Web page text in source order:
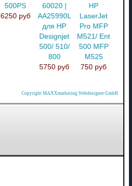
500PS
6250 руб
60020 |
AA25990L
для HP
Designjet
500/ 510/
800
5750 руб
HP
LaserJet
Pro MFP
M521/ Ent
500 MFP
M525
750 руб
Copyright MAXXmarketing Webdesigner GmbH